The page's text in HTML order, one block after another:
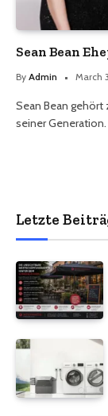
Sean Bean
By Admin March
Sean Bean
seiner
Letzte